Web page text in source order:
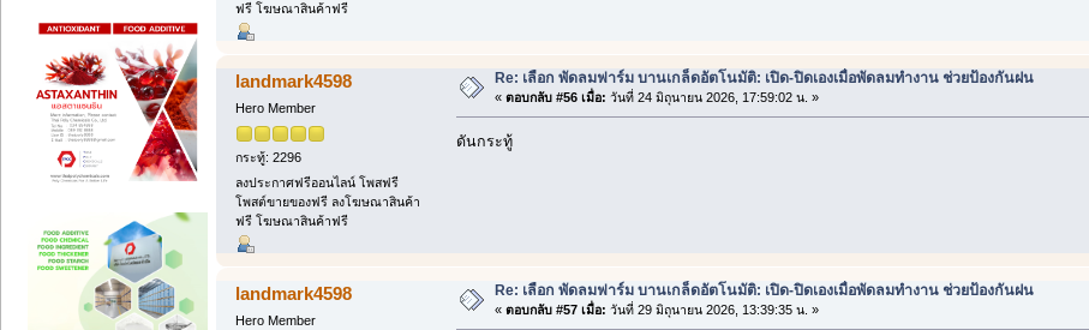
ฟรี โฆษณาสินค้าฟรี
landmark4598
Hero Member
กระทู้: 2296
ลงประกาศฟรีออนไลน์ โพสฟรี
โพสต์ขายของฟรี ลงโฆษณาสินค้า
ฟรี โฆษณาสินค้าฟรี
Re: เลือก พัดลมฟาร์ม บานเกล็ดอัตโนมัติ: เปิด-ปิดเองเมื่อพัดลมทำงาน ช่วยป้องกันฝน
« ตอบกลับ #56 เมื่อ: วันที่ 24 มิถุนายน 2026, 17:59:02 น. »
ดันกระทู้
landmark4598
Hero Member
Re: เลือก พัดลมฟาร์ม บานเกล็ดอัตโนมัติ: เปิด-ปิดเองเมื่อพัดลมทำงาน ช่วยป้องกันฝน
« ตอบกลับ #57 เมื่อ: วันที่ 29 มิถุนายน 2026, 13:39:35 น. »